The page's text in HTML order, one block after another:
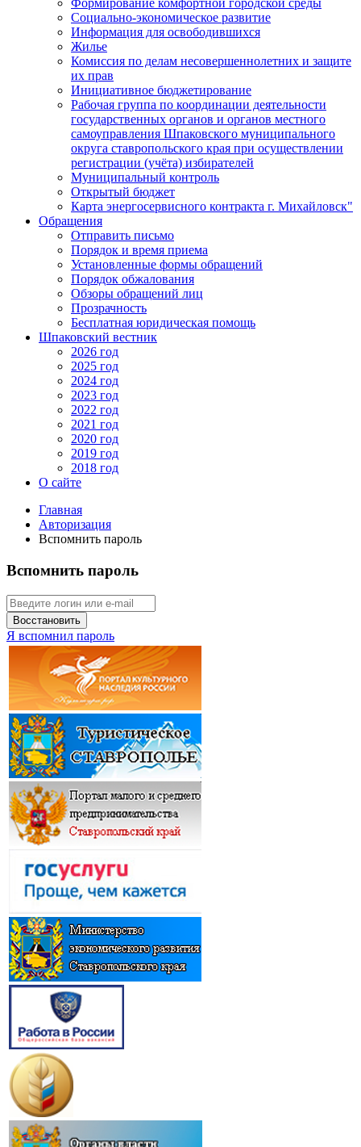
Формирование комфортной городской среды
Социально-экономическое развитие
Информация для освободившихся
Жилье
Комиссия по делам несовершеннолетних и защите
их прав
Инициативное бюджетирование
Рабочая группа по координации деятельности
государственных органов и органов местного
самоуправления Шпаковского муниципального
округа ставропольского края при осуществлении
регистрации (учёта) избирателей
Муниципальный контроль
Открытый бюджет
Карта энергосервисного контракта г. Михайловск"
Обращения
Отправить письмо
Порядок и время приема
Установленные формы обращений
Порядок обжалования
Обзоры обращений лиц
Прозрачность
Бесплатная юридическая помощь
Шпаковский вестник
2026 год
2025 год
2024 год
2023 год
2022 год
2021 год
2020 год
2019 год
2018 год
О сайте
Главная
Авторизация
Вспомнить пароль
Вспомнить пароль
Восстановить
Я вспомнил пароль